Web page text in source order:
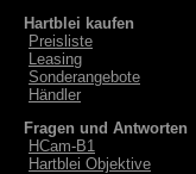
Hartblei kaufen
Preisliste
Leasing
Sonderangebote
Händler
Fragen und Antworten
HCam-B1
Hartblei Objektive